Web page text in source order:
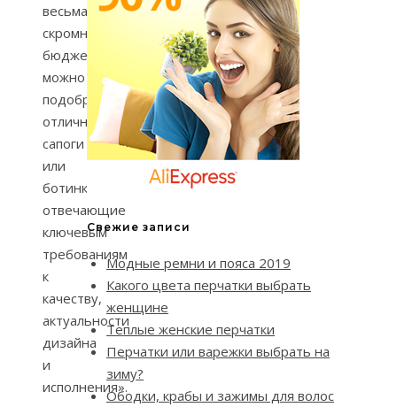
весьма
скромном
бюджете
можно
подобрать
отличные
сапоги
или
ботинки,
отвечающие
ключевым
требованиям
к
качеству,
актуальности
дизайна
и
исполнения».
Свежие записи
Модные ремни и пояса 2019
Какого цвета перчатки выбрать
женщине
Теплые женские перчатки
Перчатки или варежки выбрать на
зиму?
Ободки, крабы и зажимы для волос